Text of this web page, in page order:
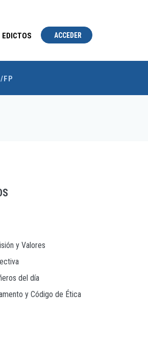
EDICTOS ACCEDER
FP
y Valores
del día
y Código de Ética